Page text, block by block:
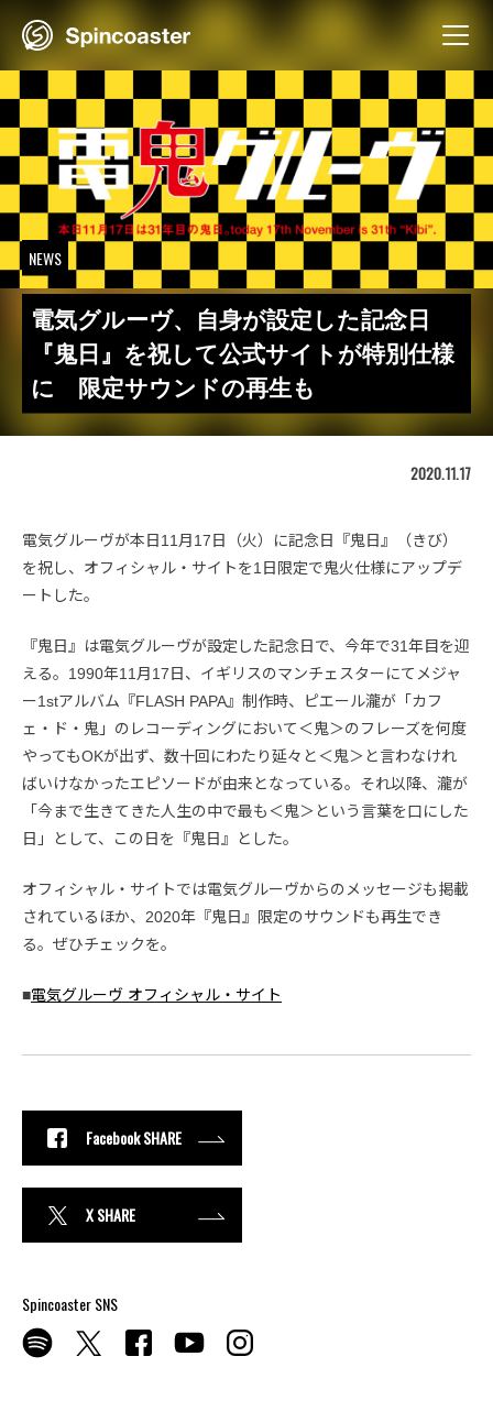
NEWS
電気グルーヴ、自身が設定した記念日
『鬼日』を祝して公式サイトが特別仕様
に 限定サウンドの再生も
2020.11.17
電気グルーヴが本日11月17日（火）に記念日『鬼日』（きび）
を祝し、オフィシャル・サイトを1日限定で鬼火仕様にアップデ
ートした。
『鬼日』は電気グルーヴが設定した記念日で、今年で31年目を迎
える。1990年11月17日、イギリスのマンチェスターにてメジャ
ー1stアルバム『FLASH PAPA』制作時、ピエール瀧が「カフ
ェ・ド・鬼」のレコーディングにおいて＜鬼＞のフレーズを何度
やってもOKが出ず、数十回にわたり延々と＜鬼＞と言わなけれ
ばいけなかったエピソードが由来となっている。それ以降、瀧が
「今まで生きてきた人生の中で最も＜鬼＞という言葉を口にした
日」として、この日を『鬼日』とした。
オフィシャル・サイトでは電気グルーヴからのメッセージも掲載
されているほか、2020年『鬼日』限定のサウンドも再生でき
る。ぜひチェックを。
■電気グルーヴ オフィシャル・サイト
Facebook SHARE
X SHARE
Spincoaster SNS